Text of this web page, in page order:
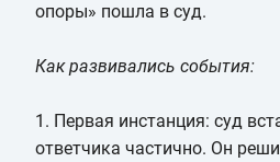
опоры» пошла в суд.
Как развивались события:
1. Первая инстанция: суд
ответчика частично. Он